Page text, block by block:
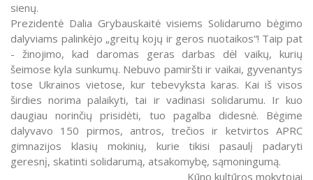
sienų.
Prezidentė Dalia Grybauskaitė visiems Solidarumo bėgimo
dalyviams palinkėjo „greitų kojų ir geros nuotaikos“! Taip pat
- žinojimo, kad daromas geras darbas dėl vaikų, kurių
šeimose kyla sunkumų. Nebuvo pamiršti ir vaikai, gyvenantys
tose Ukrainos vietose, kur tebevyksta karas. Kai iš visos
širdies norima palaikyti, tai ir vadinasi solidarumu. Ir kuo
daugiau norinčių prisidėti, tuo pagalba didesnė. Bėgime
dalyvavo 150 pirmos, antros, trečios ir ketvirtos APRC
gimnazijos klasių mokinių, kurie tikisi pasaulį padaryti
geresnį, skatinti solidarumą, atsakomybę, sąmoningumą.
Kūno kultūros mokytojai